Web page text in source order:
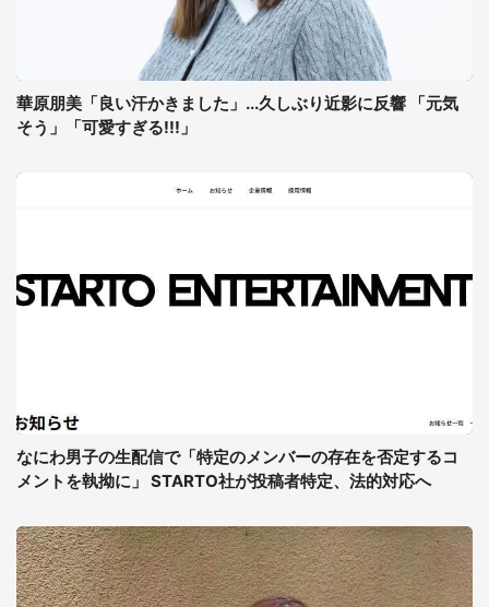
華原朋美「良い汗かきました」...久しぶり近影に反響 「元気
そう」「可愛すぎる!!!」
なにわ男子の生配信で「特定のメンバーの存在を否定するコ
メントを執拗に」 STARTO社が投稿者特定、法的対応へ